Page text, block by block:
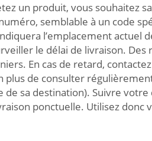
un produit, vous souhaitez
semblable à un code
l’emplacement
le délai de livraison.
En cas de retard,
de consulter
sa destination). Suivre
ponctuelle. Utilisez